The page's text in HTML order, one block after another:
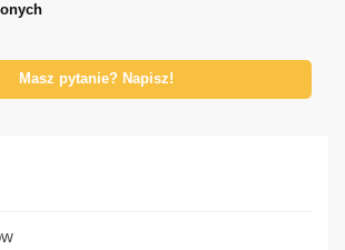
Masz pytanie? Napisz!